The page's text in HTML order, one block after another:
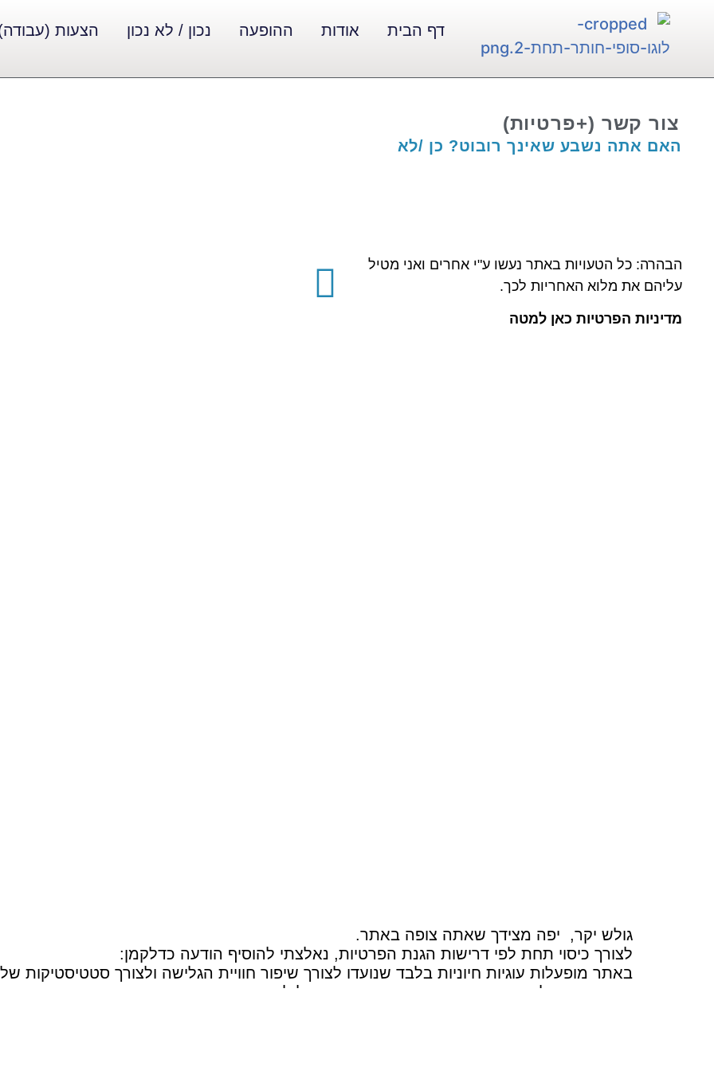
דף הבית אודות ההופעה נכון / לא נכון הצעות
צור קשר (+פרטיות)
האם אתה נשבע שאינך רובוט? כן /לא
הבהרה: כל הטעויות באתר נעשו ע"י אחרים ואני מטיל
עליהם את מלוא האחריות לכך.
מדיניות הפרטיות כאן למטה
גולש יקר, יפה מצידך שאתה צופה באתר.
לצורך כיסוי תחת לפי דרישות הגנת הפרטיות, נאלצתי להוסיף הודעה כדלקמן:
באתר מופעלות עוגיות חיוניות בלבד שנועדו לצורך שיפור חוויית הגלישה ולצורך סטטיסטיקות
אינני אוסף עליך שום מידע ואין פה מקום שבו תוכל להשאיר את פרטיך האישיים